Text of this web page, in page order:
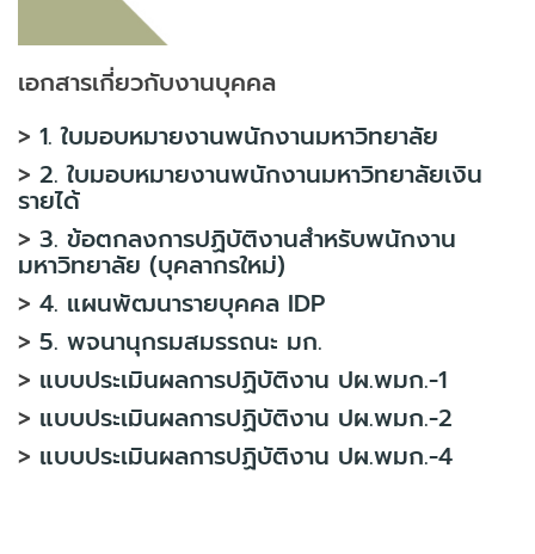
เอกสารเกี่ยวกับงานบุคคล
> 1. ใบมอบหมายงานพนักงานมหาวิทยาลัย
> 2. ใบมอบหมายงานพนักงานมหาวิทยาลัยเงิน
รายได้
> 3. ข้อตกลงการปฏิบัติงานสำหรับพนักงาน
มหาวิทยาลัย (บุคลากรใหม่)
> 4. แผนพัฒนารายบุคคล IDP
> 5. พจนานุกรมสมรรถนะ มก.
> แบบประเมินผลการปฏิบัติงาน ปผ.พมก.-1
> แบบประเมินผลการปฏิบัติงาน ปผ.พมก.-2
> แบบประเมินผลการปฏิบัติงาน ปผ.พมก.-4